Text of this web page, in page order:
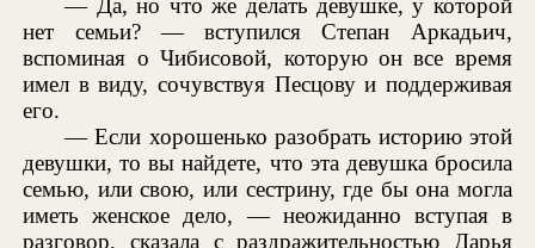
— Да, но что же делать девушке, у которой
нет семьи? — вступился Степан Аркадьич,
вспоминая о Чибисовой, которую он все время
имел в виду, сочувствуя Песцову и поддерживая
его.
— Если хорошенько разобрать историю этой
девушки, то вы найдете, что эта девушка бросила
семью, или свою, или сестрину, где бы она могла
иметь женское дело, — неожиданно вступая в
разговор, сказала с раздражительностью Дарья